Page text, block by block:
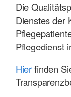
Die
Dienstes der
Pflegedienst
Hierfinden